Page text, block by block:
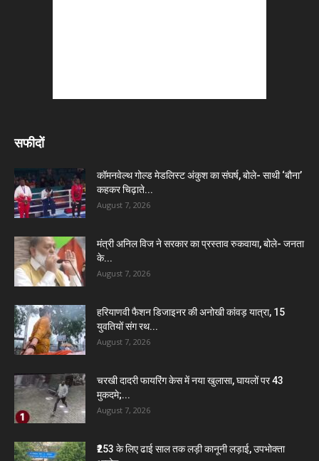
सफीदों
कॉमनवेल्थ गोल्ड मेडलिस्ट अंकुश का संघर्ष, बोले- साथी ‘बौना’
कहकर चिढ़ाते...
August 7, 2026
मंत्री अनिल विज ने सरकार का प्रस्ताव रुकवाया, बोले- जनता
के...
August 7, 2026
हरियाणवी फैशन डिजाइनर की अनोखी कांवड़ यात्रा, 15
युवतियों संग रथ...
August 7, 2026
चरखी दादरी फायरिंग केस में नया खुलासा, घायलों पर 43
मुकदमे;...
August 7, 2026
₹253 के लिए ढाई साल तक लड़ी कानूनी लड़ाई, उपभोक्ता